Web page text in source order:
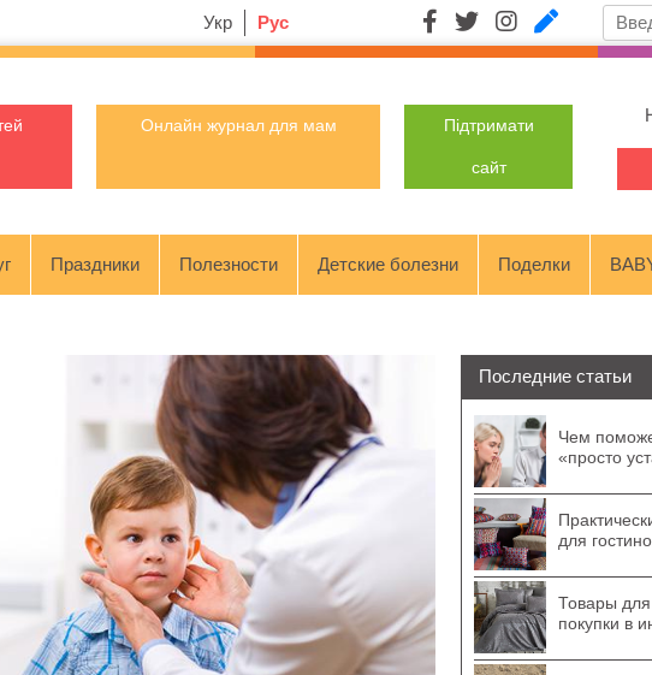
Укр Рус
Онлайн журнал для мам Підтримати
сайт
Праздники Полезности Детские болезни Поделки
Последние статьи
Чем
«просто
для
Товары
покупки в